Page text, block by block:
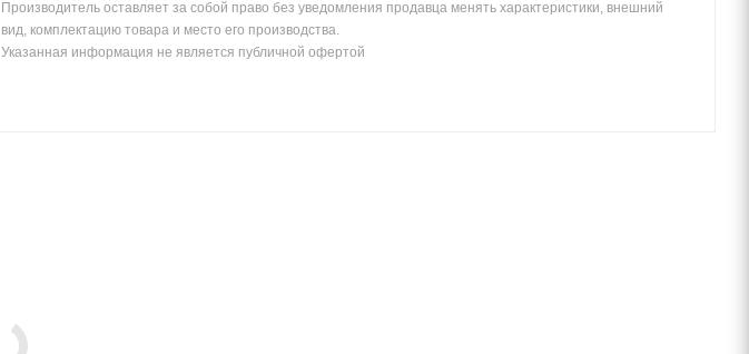
Производитель оставляет за собой право без уведомления продавца менять характеристики, внешний
вид, комплектацию товара и место его производства.
Указанная информация не является публичной офертой